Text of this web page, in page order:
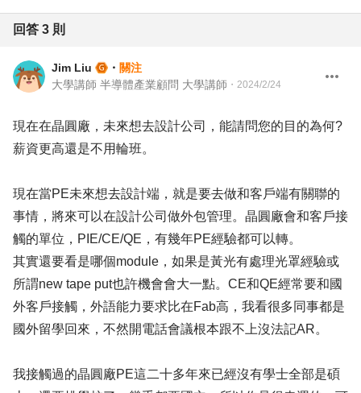
回答 3 則
Jim Liu ・ 關注
大學講師 半導體產業顧問 大學講師 ・ 2024/2/24
現在在晶圓廠，未來想去設計公司，能請問您的目的為何?
薪資更高還是不用輪班。
現在當PE未來想去設計端，就是要去做和客戶端有關聯的
事情，將來可以在設計公司做外包管理。晶圓廠會和客戶接
觸的單位，PIE/CE/QE，有幾年PE經驗都可以轉。
其實還要看是哪個module，如果是黃光有處理光罩經驗或
所謂new tape put也許機會會大一點。CE和QE經常要和國
外客戶接觸，外語能力要求比在Fab高，我看很多同事都是
國外留學回來，不然開電話會議根本跟不上沒法記AR。
我接觸過的晶圓廠PE這二十多年來已經沒有學士全部是碩